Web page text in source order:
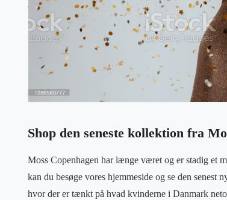
Shop den seneste kollektion fra
Moss Copenhagen har længe været og er stadig et
kan du besøge vores hjemmeside og se den senest
hvor der er tænkt på hvad kvinderne i Danmark